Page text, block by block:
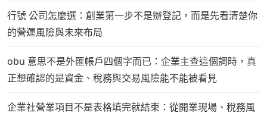
行號 公司怎麼選：創業第一步不是辦登記，而是先看清楚你
的營運風險與未來布局
obu 意思不是外匯帳戶四個字而已：企業主查這個詞時，真
正想確認的是資金、稅務與交易風險能不能被看見
企業社營業項目不是表格填完就結束：從開業現場、稅務風